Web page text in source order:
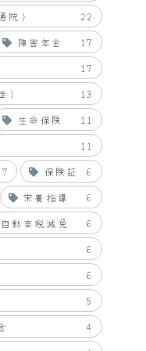
院）
22
障害年金
17
17
）
13
生命保険
11
11
7 保険証
6
栄養指導
6
自動車税減免
6
6
6
5
4